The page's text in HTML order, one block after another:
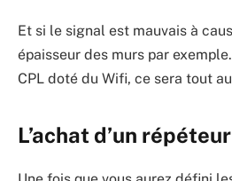
Et si le signal est mauvais à
épaisseur des murs par
CPL doté du Wifi, ce sera tout
L’achat d’un